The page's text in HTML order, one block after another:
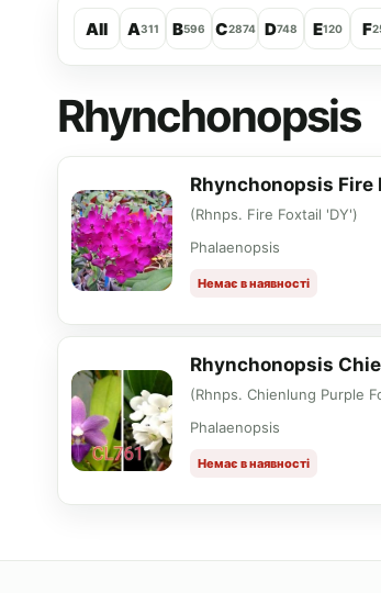
All A311 B596 C2874 D748 E120 F
Rhynchonopsis
Rhynchonopsis Fire
(Rhnps. Fire Foxtail 'DY')
Phalaenopsis
Немає в наявності
Rhynchonopsis
(Rhnps. Chienlung Purple
Phalaenopsis
Немає в наявності